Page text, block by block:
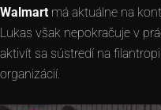
Walmart má aktuálne na
Lukas však nepokračuje v
aktivít sa sústredí na
organizácií.